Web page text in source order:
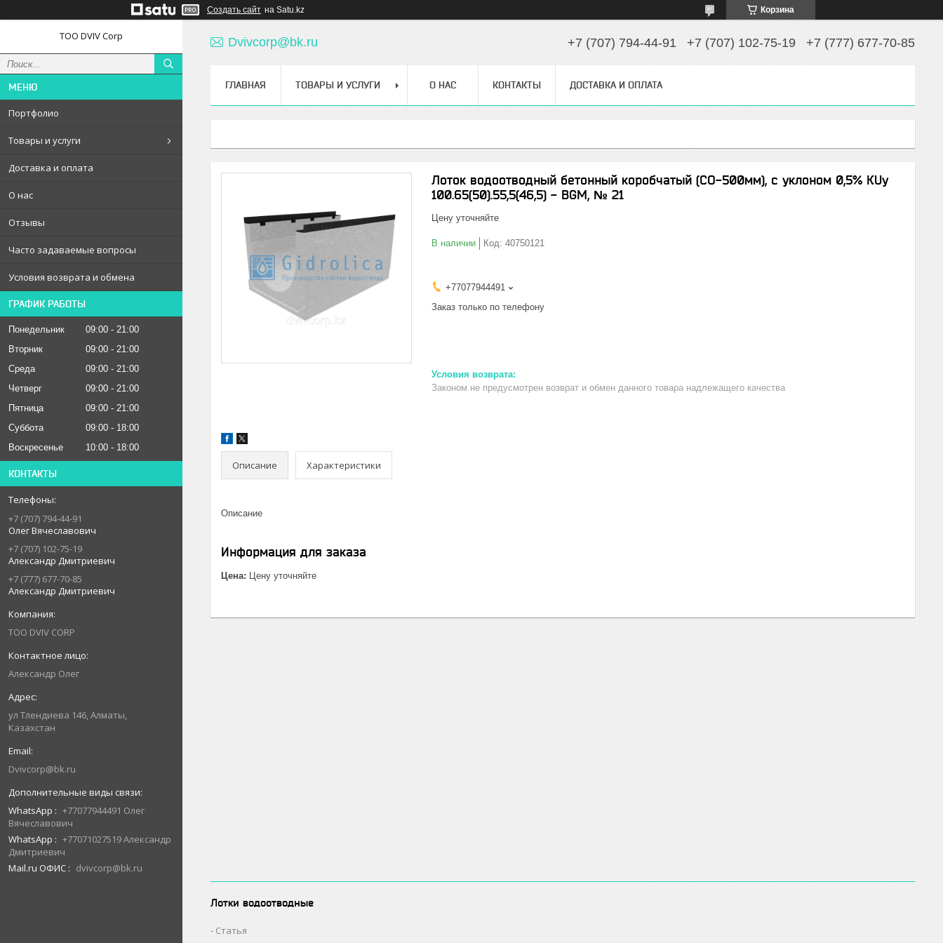
Создать сайт на Satu.kz Корзина
ТОО DVIV Corp
Портфолио
Товары и услуги
Доставка и оплата
О нас
Отзывы
Часто задаваемые вопросы
Условия возврата и обмена
ГРАФИК РАБОТЫ
Понедельник 09:00
21:00
Вторник
09:00
21:00
Среда
09:00
21:00
Четверг
09:00
21:00
Пятница
09:00
21:00
Суббота
09:00
18:00
Воскресенье
10:00 18:00
КОНТАКТЫ
+7 (707) 794-44-91
Олег Вячеславович
+7 (707) 102-75-19
Александр Дмитриевич
+7 (777) 677-70-85
Александр Дмитриевич
ТОО DVIV CORP
Александр Олег
ул Тлендиева 146, Алматы,
Казахстан
Dvivcorp@bk.ru
WhatsApp
+77077944491 Олег
Вячеславович
WhatsApp
+77071027519 Александр
Дмитриевич
Mail.ru ОФИС
dvivcorp@bk.ru
Dvivcorp@bk.ru +7 (707) 794-44-91 +7 (707) 102-75-19 +7 (777) 677-70-85
ГЛАВНАЯ ТОВАРЫ И УСЛУГИ О НАС КОНТАКТЫ ДОСТАВКА И ОПЛАТА
Лоток водоотводный бетонный коробчатый (СО-500мм), с уклоном 0,5% КUу
100.65(50).55,5(46,5) - BGМ, № 21
Цену уточняйте
В наличии Код: 40750121
+77077944491
Заказ только по телефону
Законом не предусмотрен возврат и обмен данного товара надлежащего качества
Описание Характеристики
Описание
Информация для заказа
Цена: Цену уточняйте
Лотки водоотводные
Статья